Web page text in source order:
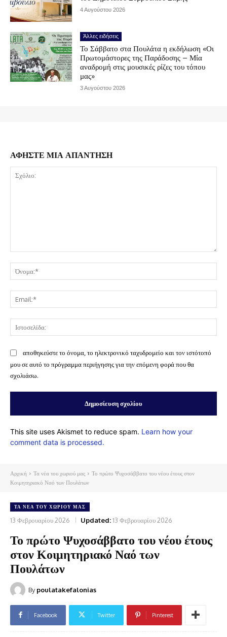
4 Αυγούστου 2026
Άλλες ειδήσεις
Το Σάββατο στα Πουλάτα η εκδήλωση «Οι
Πρωτομάστορες της Παράδοσης – Μία
αναδρομή στις μουσικές ρίζες του τόπου
μας»
3 Αυγούστου 2026
ΑΦΗΣΤΕ ΜΙΑ ΑΠΑΝΤΗΣΗ
αποθηκεύστε το όνομα, το ηλεκτρονικό ταχυδρομείο και τον ιστότοπό
μου σε αυτό το πρόγραμμα περιήγησης για την επόμενη φορά που θα
σχολιάσω.
This site uses Akismet to reduce spam. Learn how your
comment data is processed.